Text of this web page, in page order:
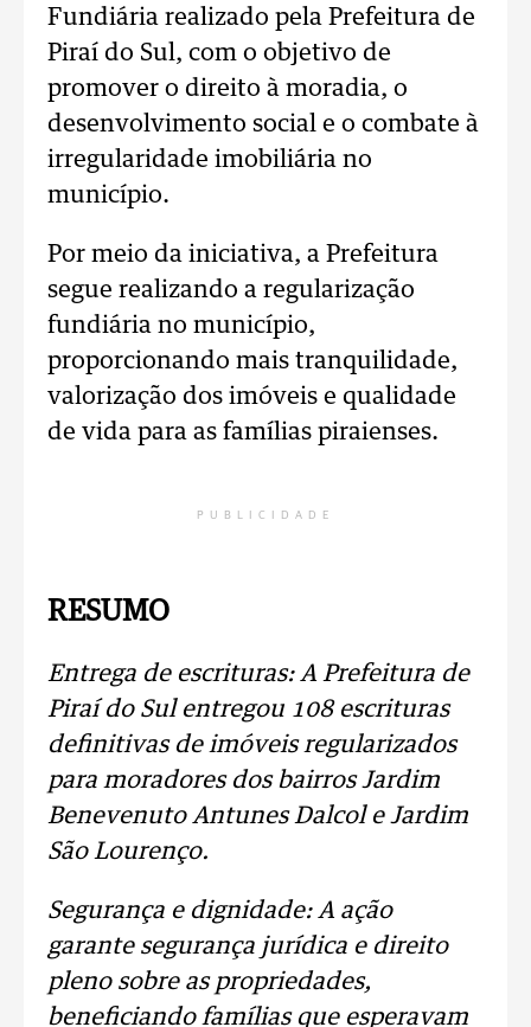
Fundiária realizado pela Prefeitura de
Piraí do Sul, com o objetivo de
promover o direito à moradia, o
desenvolvimento social e o combate à
irregularidade imobiliária no
município.
Por meio da iniciativa, a Prefeitura
segue realizando a regularização
fundiária no município,
proporcionando mais tranquilidade,
valorização dos imóveis e qualidade
de vida para as famílias piraienses.
PUBLICIDADE
RESUMO
Entrega de escrituras: A Prefeitura de
Piraí do Sul entregou 108 escrituras
definitivas de imóveis regularizados
para moradores dos bairros Jardim
Benevenuto Antunes Dalcol e Jardim
São Lourenço.
Segurança e dignidade: A ação
garante segurança jurídica e direito
pleno sobre as propriedades,
beneficiando famílias que esperavam